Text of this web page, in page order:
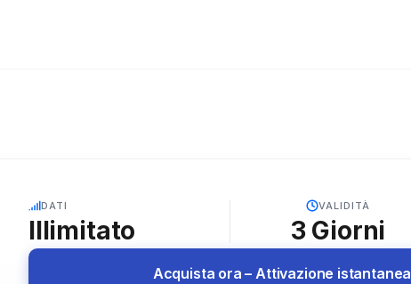
DATI
Illimitato
VALIDITÀ
3 Giorni
Acquista ora – Attivazione istantanea